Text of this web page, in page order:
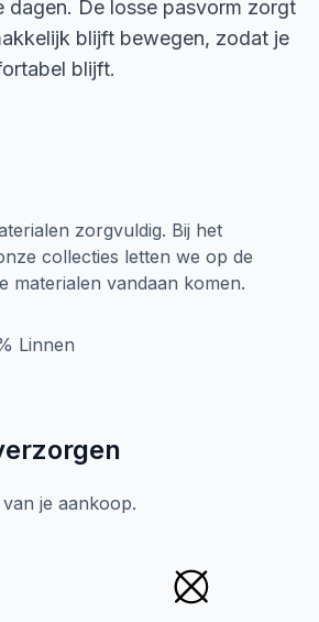
dagen. De losse pasvorm zorgt
blijft bewegen, zodat je
blijft.
zorgvuldig. Bij het
collecties letten we op de
materialen vandaan komen.
Linnen
je aankoop.